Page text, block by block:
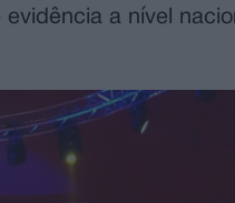
a nível